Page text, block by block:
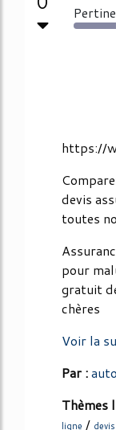
75%
https://
devis
toutes
pour
gratuit
chères
Voir la
Par :
Thèmes
ligne /